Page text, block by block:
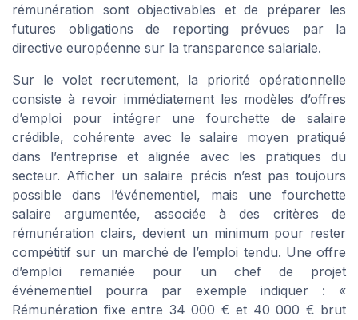
rémunération sont objectivables et de préparer les
futures obligations de reporting prévues par la
directive européenne sur la transparence salariale.
Sur le volet recrutement, la priorité opérationnelle
consiste à revoir immédiatement les modèles d’offres
d’emploi pour intégrer une fourchette de salaire
crédible, cohérente avec le salaire moyen pratiqué
dans l’entreprise et alignée avec les pratiques du
secteur. Afficher un salaire précis n’est pas toujours
possible dans l’événementiel, mais une fourchette
salaire argumentée, associée à des critères de
rémunération clairs, devient un minimum pour rester
compétitif sur un marché de l’emploi tendu. Une offre
d’emploi remaniée pour un chef de projet
événementiel pourra par exemple indiquer : «
Rémunération fixe entre 34 000 € et 40 000 € brut